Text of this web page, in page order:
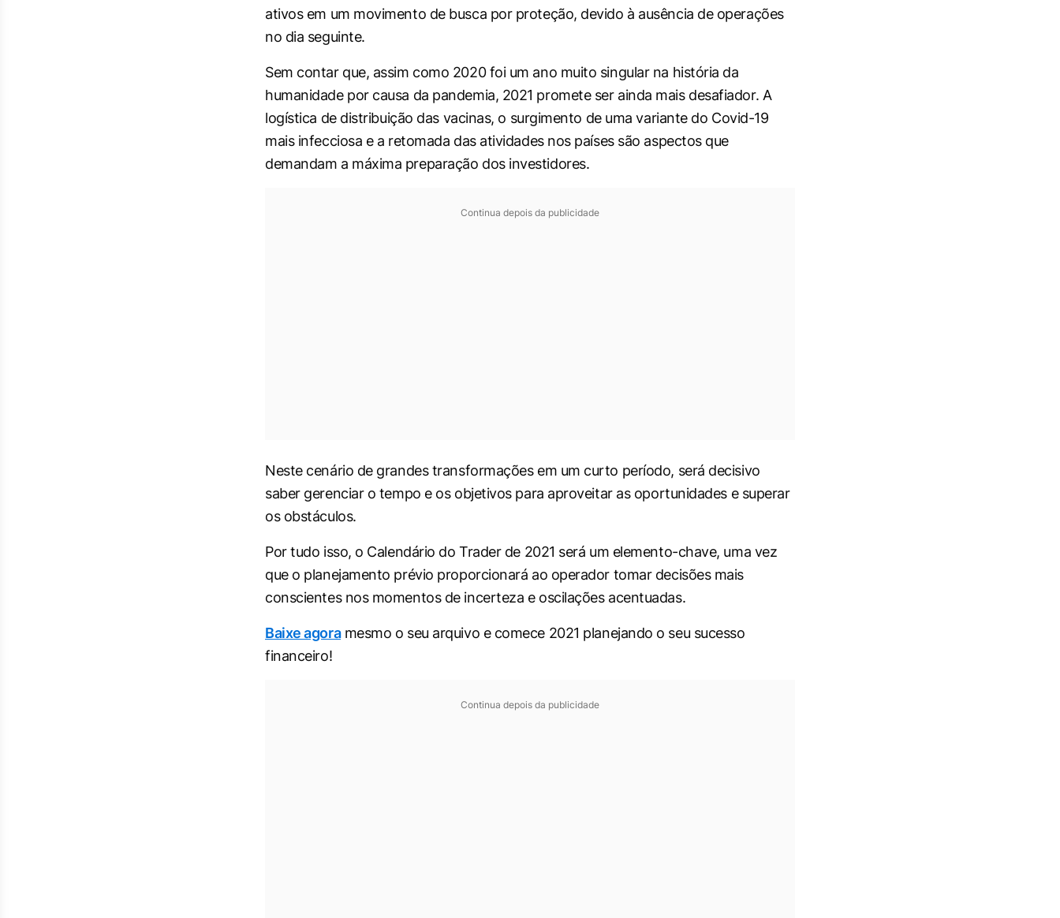
ativos em um movimento de busca por proteção, devido à ausência de operações
no dia seguinte.
Sem contar que, assim como 2020 foi um ano muito singular na história da
humanidade por causa da pandemia, 2021 promete ser ainda mais desafiador. A
logística de distribuição das vacinas, o surgimento de uma variante do Covid-19
mais infecciosa e a retomada das atividades nos países são aspectos que
demandam a máxima preparação dos investidores.
Continua depois da publicidade
Neste cenário de grandes transformações em um curto período, será decisivo
saber gerenciar o tempo e os objetivos para aproveitar as oportunidades e superar
os obstáculos.
Por tudo isso, o Calendário do Trader de 2021 será um elemento-chave, uma vez
que o planejamento prévio proporcionará ao operador tomar decisões mais
conscientes nos momentos de incerteza e oscilações acentuadas.
Baixe agoramesmo o seu arquivo e comece 2021 planejando o seu sucesso
financeiro!
Continua depois da publicidade